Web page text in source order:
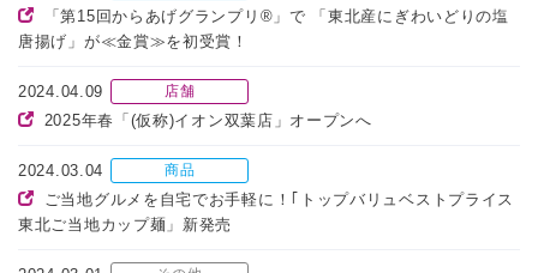
「第15回からあげグランプリ®」で 「東北産にぎわいどりの塩
唐揚げ」が≪金賞≫を初受賞！
2024.04.09 店舗
2025年春「(仮称)イオン双葉店」オープンへ
2024.03.04 商品
ご当地グルメを自宅でお手軽に！｢トップバリュベストプライス
東北ご当地カップ麺」新発売